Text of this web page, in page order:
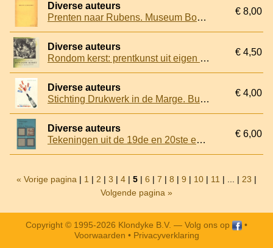
Diverse auteurs
Prenten naar Rubens. Museum Boymans-van Beuningen 23 dec. 1972-4 mrt. 1973 - Cat. 53
€ 8,00
Diverse auteurs
Rondom kerst: prentkunst uit eigen bezig, 1475-1750
€ 4,50
Diverse auteurs
Stichting Drukwerk in de Marge. Bulletin 17
€ 4,00
Diverse auteurs
Tekeningen uit de 19de en 20ste eeuw. Catalogus Rijksmuseum Kröller-Müller
€ 6,00
« Vorige pagina | 1 | 2 | 3 | 4 | 5 | 6 | 7 | 8 | 9 | 10 | 11 | ... | 23 |
Volgende pagina »
Copyright © 1995-2026 Klondyke B.V. — Volg ons op
•
Voorwaarden • Privacyverklaring